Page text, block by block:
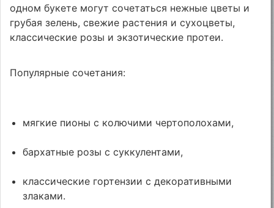
одном букете могут сочетаться нежные цветы и
грубая зелень, свежие растения и сухоцветы,
классические розы и экзотические протеи.
Популярные сочетания:
мягкие пионы с колючими чертополохами,
бархатные розы с суккулентами,
классические гортензии с декоративными
злаками.